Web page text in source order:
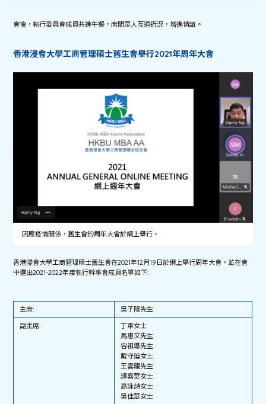
會後，執行委員會成員共進午餐，席間眾人互道近況，增進情誼。
香港浸會大學工商管理碩士舊生會舉行2021年周年大會
因應疫情關係，舊生會的周年大會於網上舉行。
香港浸會大學工商管理碩士舊生會在2021年12月19日於網上舉行周年大會，並在會
中選出2021-2022年度執行幹事會成員名單如下:
主席:
吳子隆先生
副主席:
丁軍女士
馬惠文先生
容祖導先生
戴守廸女士
王雲龍先生
譚嘉華女士
高詠詩女士
吳佳華女士